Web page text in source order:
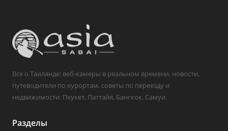
Все о Таиланде: веб-камеры в реальном времени, новости,
путеводители по курортам, советы по переезду и
недвижимости. Пхукет, Паттайя, Бангкок, Самуи.
Разделы